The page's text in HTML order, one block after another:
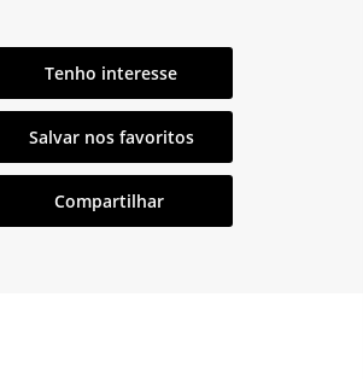
Tenho interesse
Salvar nos favoritos
Compartilhar